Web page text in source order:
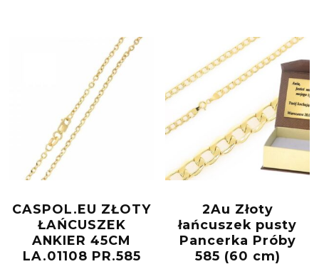
CASPOL.EU ZŁOTY
ŁAŃCUSZEK
ANKIER 45CM
LA.01108 PR.585
2Au Złoty
łańcuszek pusty
Pancerka Próby
585 (60 cm)